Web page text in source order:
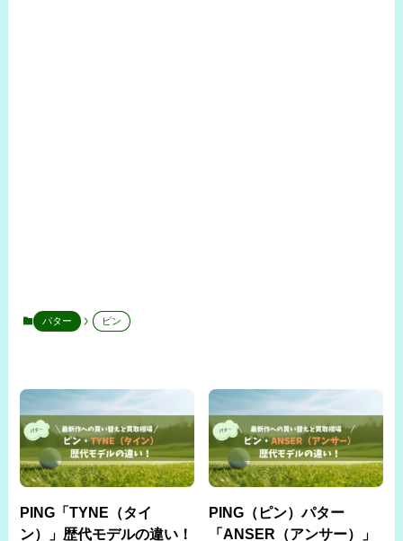
パター ピン
PING「TYNE（タイ
ン）」歴代モデルの違い！
PING（ピン）パター
「ANSER（アンサー）」